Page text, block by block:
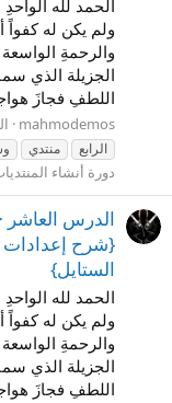
الحمد لله
ولم يكن له كفواً
والرحمةِ
الجزيلة الذي
اللطفِ فجازَ
mahmodemos
الرابع
منتدي
دورة أنشاء
الستايل}
الحمد لله
ولم يكن له كفواً
والرحمةِ
الجزيلة الذي
اللطفِ فجازَ